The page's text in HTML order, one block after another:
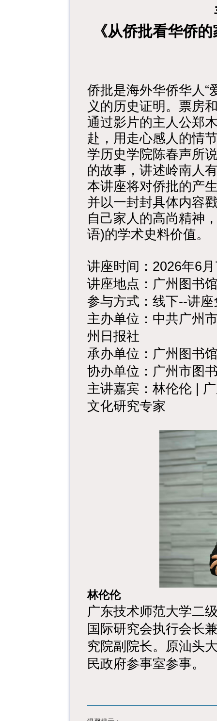
《从侨批看华侨
侨批是海外华侨华人“
义的历史证明。票房
通过影片的主人公郑
赴，用走心感人的情
学历史学院陈春声所
的故事，讲述岭南人
本讲座将对侨批的产
并以一封封具体内容
自己家人的高尚精神
语)的学术史料价值。
讲座时间：2026年6
讲座地点：广州图书
参与方式：线下--讲
主办单位：中共广州
州日报社
承办单位：广州图书
协办单位：广州市图
主讲嘉宾：林伦伦 |
文化研究专家
林伦伦
广东技术师范大学二
国际研究会执行会长
究院副院长。原汕头
民政府参事室参事。